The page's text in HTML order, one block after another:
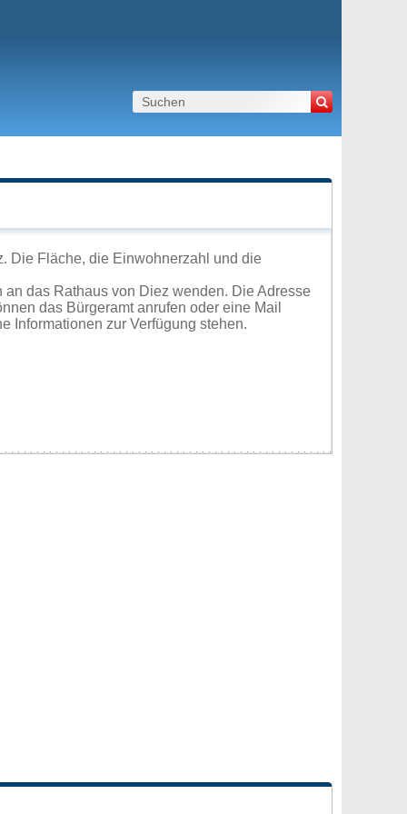
Die Fläche, die Einwohnerzahl und die
das Rathaus von Diez wenden. Die Adresse
das Bürgeramt anrufen oder eine Mail
Informationen zur Verfügung stehen.